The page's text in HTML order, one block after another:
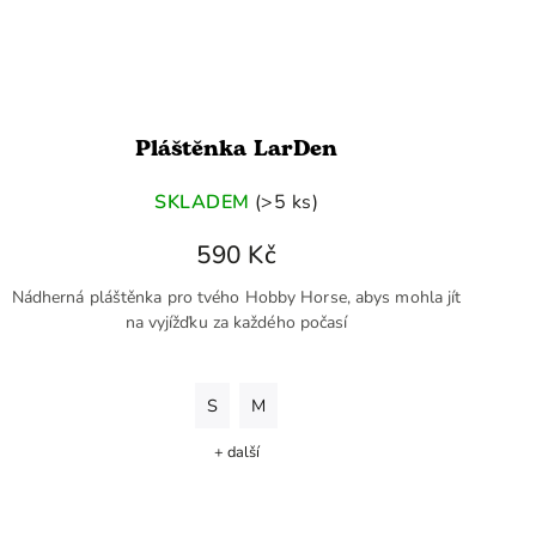
Pláštěnka LarDen
SKLADEM (>5 ks)
590 Kč
Nádherná pláštěnka pro tvého Hobby Horse, abys mohla jít
na vyjížďku za každého počasí
S M
+ další